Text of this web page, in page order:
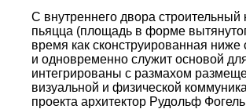
С внутреннего двора строительный
пьяцца (площадь в форме
время как сконструированная
и одновременно служит основой
интегрированы с размахом
визуальной и физической
проекта архитектор Рудольф